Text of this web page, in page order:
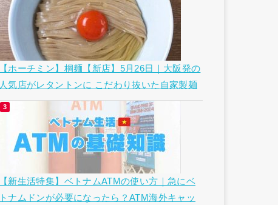
【ホーチミン】桐麺【新店】5月26日｜大阪発の
人気店がレタントンに こだわり抜いた自家製麺
【新生活特集】ベトナムATMの使い方｜急にベ
トナムドンが必要になったら？ATM海外キャッ